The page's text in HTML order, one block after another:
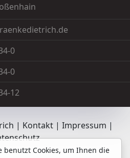
benutzt Cookies, um Ihnen die
0
0
12
| Kontakt | Impressum |